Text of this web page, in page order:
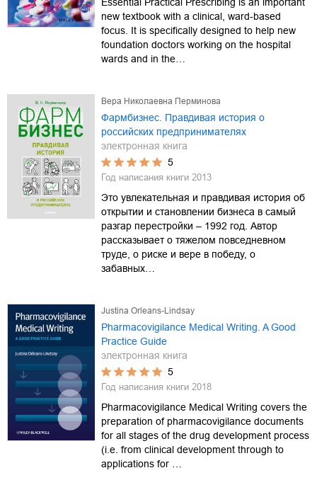
new textbook with a clinical, ward-based
focus. It is specifically designed to help new
foundation doctors working on the hospital
wards and in the…
Вера Николаевна Перминова
Фармбизнес. Правдивая история о
российских предпринимателях
электронная книга
5
Год написания книги 2013
Это увлекательная и правдивая история об
открытии и становлении бизнеса в самый
разгар перестройки – 1992 год. Автор
рассказывает о тяжелом повседневном
труде, о риске и вере в победу, о
забавных…
Justina Orleans-Lindsay
Pharmacovigilance Medical Writing. A Good
Practice Guide
электронная книга
5
Год написания книги 2018
Pharmacovigilance Medical Writing covers the
preparation of pharmacovigilance documents
for all stages of the drug development process
(i.e. from clinical development through to
applications for …